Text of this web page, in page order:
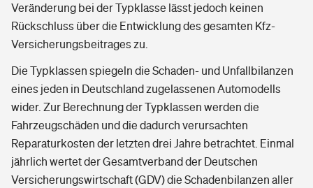
Veränderung bei der Typklasse lässt jedoch keinen
Rückschluss über die Entwicklung des gesamten Kfz-
Versicherungsbeitrages zu.
Die Typklassen spiegeln die Schaden- und Unfallbilanzen
eines jeden in Deutschland zugelassenen Automodells
wider. Zur Berechnung der Typklassen werden die
Fahrzeugschäden und die dadurch verursachten
Reparaturkosten der letzten drei Jahre betrachtet. Einmal
jährlich wertet der Gesamtverband der Deutschen
Versicherungswirtschaft (GDV) die Schadenbilanzen aller